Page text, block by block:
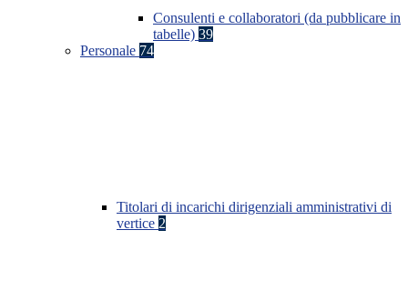
Consulenti e collaboratori (da pubblicare in
tabelle) 39
Personale 74
Titolari di incarichi dirigenziali amministrativi di
vertice 2